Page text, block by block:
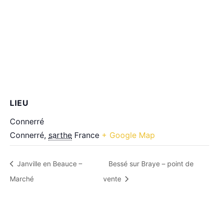
LIEU
Connerré
Connerré, sarthe France + Google Map
Janville en Beauce –
Marché
Bessé sur Braye – point de
vente